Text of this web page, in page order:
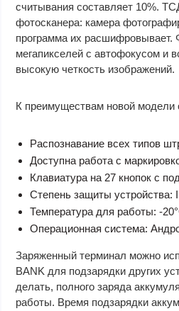
считывания составляет 10%.
фотосканера: камера
программа их расшифровывает.
мегапикселей с автофокусом и
высокую четкость изображений.
К преимуществам новой модели
Распознавание всех типов
Доступна работа с
Клавиатура на 27 кнопок с
Степень защиты устройства:
Температура для работы: -
Операционная система:
Заряженный терминал можно
BANK для подзарядки других
делать, полного заряда
работы. Время подзарядки